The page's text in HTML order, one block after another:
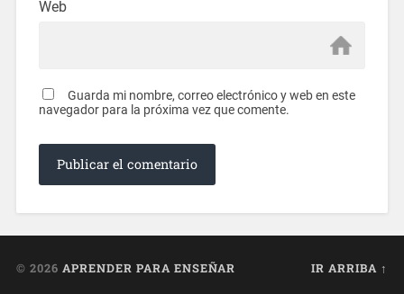
Web
Guarda mi nombre, correo electrónico y web en este
navegador para la próxima vez que comente.
© 2026 APRENDER PARA ENSEÑAR IR ARRIBA ↑